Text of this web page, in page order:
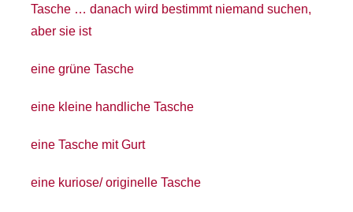
Tasche … danach wird bestimmt niemand suchen,
aber sie ist
eine grüne Tasche
eine kleine handliche Tasche
eine Tasche mit Gurt
eine kuriose/ originelle Tasche